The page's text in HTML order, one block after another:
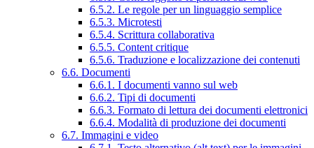
6.5.2. Le regole per un linguaggio semplice
6.5.3. Microtesti
6.5.4. Scrittura collaborativa
6.5.5. Content critique
6.5.6. Traduzione e localizzazione dei contenuti
6.6. Documenti
6.6.1. I documenti vanno sul web
6.6.2. Tipi di documenti
6.6.3. Formato di lettura dei documenti elettronici
6.6.4. Modalità di produzione dei documenti
6.7. Immagini e video